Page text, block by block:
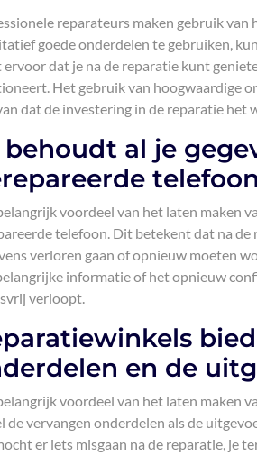
reparateurs maken gebruik
goede onderdelen te gebruiken,
ervoor dat je na de reparatie kunt
Het gebruik van hoogwaardige
dat de investering in de reparatie het
behoudt al je
voordeel van het laten maken
telefoon. Dit betekent dat na
verloren gaan of opnieuw moeten
informatie of het opnieuw
verloopt.
en de
voordeel van het laten maken
de vervangen onderdelen als de
er iets misgaan na de reparatie, je